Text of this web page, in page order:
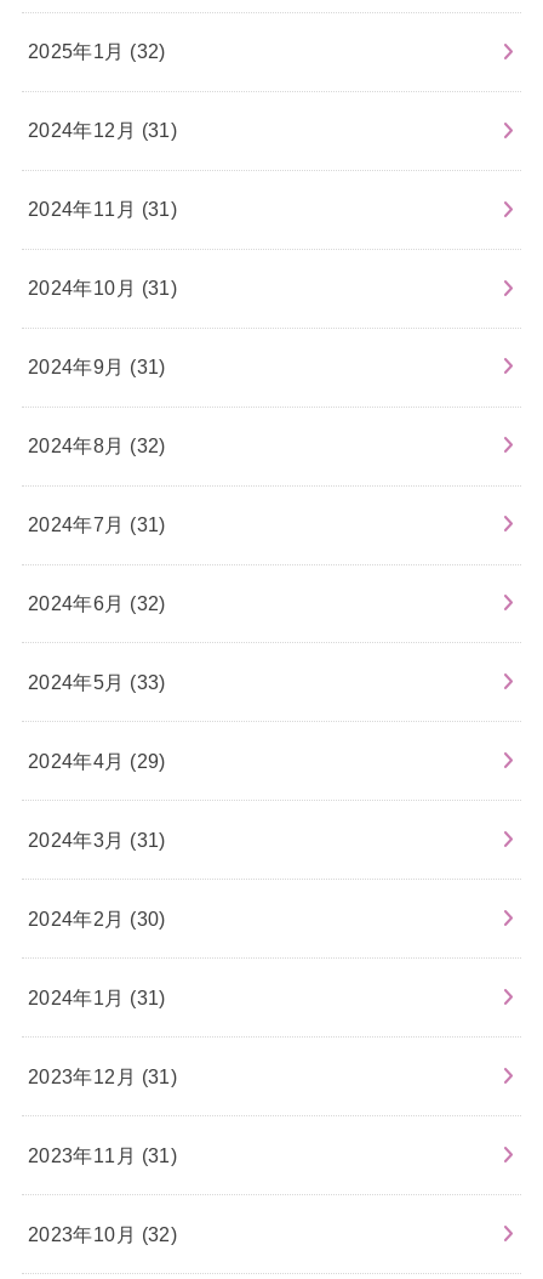
2025年1月 (32)
2024年12月 (31)
2024年11月 (31)
2024年10月 (31)
2024年9月 (31)
2024年8月 (32)
2024年7月 (31)
2024年6月 (32)
2024年5月 (33)
2024年4月 (29)
2024年3月 (31)
2024年2月 (30)
2024年1月 (31)
2023年12月 (31)
2023年11月 (31)
2023年10月 (32)